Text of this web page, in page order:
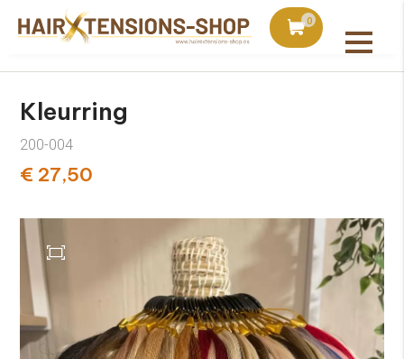
0
bij bestellingen vanaf €75 Vandaag besteld,
Alle producten
Kleurring
200-004
€ 27,50